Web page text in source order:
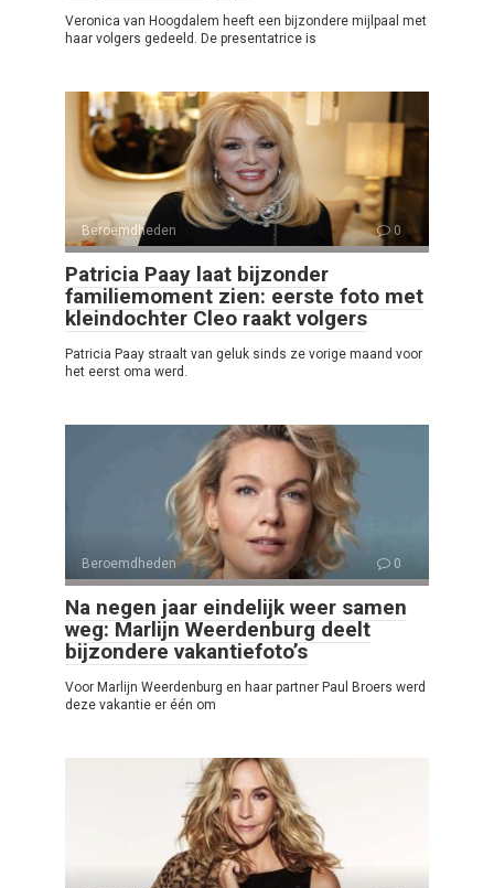
Veronica van Hoogdalem heeft een bijzondere mijlpaal met
haar volgers gedeeld. De presentatrice is
Beroemdheden 0
Patricia Paay laat bijzonder
familiemoment zien: eerste foto met
kleindochter Cleo raakt volgers
Patricia Paay straalt van geluk sinds ze vorige maand voor
het eerst oma werd.
Beroemdheden 0
Na negen jaar eindelijk weer samen
weg: Marlijn Weerdenburg deelt
bijzondere vakantiefoto’s
Voor Marlijn Weerdenburg en haar partner Paul Broers werd
deze vakantie er één om